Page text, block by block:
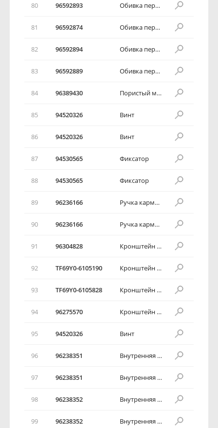
80 96592893 Обивка передней двери в сборе
81 96592874 Обивка передней двери в сборе
82 96592894 Обивка передней двери в сборе
83 96592889 Обивка передней двери в сборе
84 96389430 Пористый материал обивки двери
85 94520326 Винт
86 94520326 Винт
87 94530565 Фиксатор
88 94530565 Фиксатор
89 96236166 Ручка кармана двери
90 96236166 Ручка кармана двери
91 96304828 Кронштейн крепления ручки закрывания двери
92 TF69Y0-6105190 Кронштейн крепления ручки закрывания двери
93 TF69Y0-6105828 Кронштейн крепления ручки закрывания двери
94 96275570 Кронштейн крепления ручки закрывания двери
95 94520326 Винт
96 96238351 Внутренняя дверная ручка
97 96238351 Внутренняя дверная ручка
98 96238352 Внутренняя дверная ручка
99 96238352 Внутренняя дверная ручка